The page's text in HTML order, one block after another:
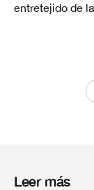
entretejido de
Leer más